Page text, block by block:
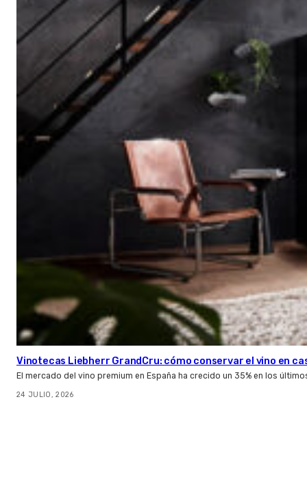
Vinotecas Liebherr GrandCru: cómo conservar el vino en
El mercado del vino premium en España ha crecido un 35% en los
24 JULIO, 2026